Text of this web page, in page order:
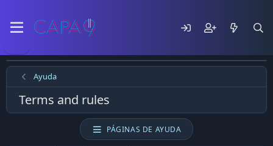
Ayuda
Terms and rules
PÁGINAS DE AYUDA